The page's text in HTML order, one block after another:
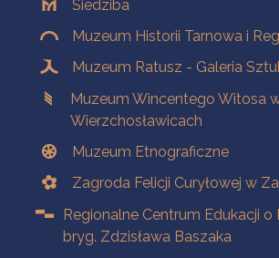
Siedziba
Muzeum Historii Tarnowa i
Muzeum Ratusz - Galeria
Muzeum Wincentego Witosa
Wierzchosławicach
Muzeum Etnograficzne
Zagroda Felicji Curyłowej w
Regionalne Centrum Edukacji o
bryg. Zdzisława Baszaka